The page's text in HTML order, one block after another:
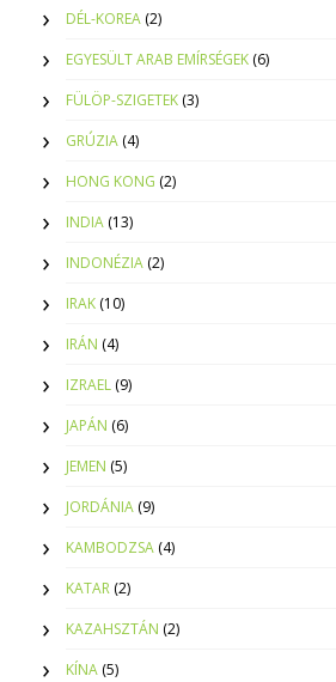
DÉL-KOREA (2)
EGYESÜLT ARAB EMÍRSÉGEK (6)
FÜLÖP-SZIGETEK (3)
GRÚZIA (4)
HONG KONG (2)
INDIA (13)
INDONÉZIA (2)
IRAK (10)
IRÁN (4)
IZRAEL (9)
JAPÁN (6)
JEMEN (5)
JORDÁNIA (9)
KAMBODZSA (4)
KATAR (2)
KAZAHSZTÁN (2)
KÍNA (5)